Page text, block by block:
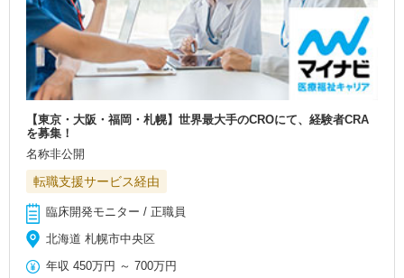
【東京・大阪・福岡・札幌】世界最大手のCROにて、経験者CRA
を募集！
名称非公開
転職支援サービス経由
臨床開発モニター / 正職員
北海道 札幌市中央区
年収 450万円 ～700万円